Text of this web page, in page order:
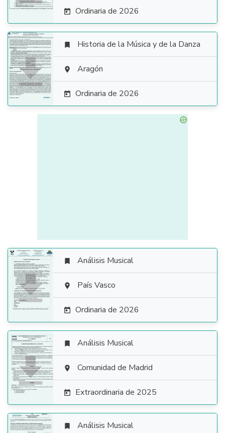
 Ordinaria de 2026

 Historia de la Música y de la Danza
 Aragón
 Ordinaria de 2026

 Análisis Musical
 País Vasco
 Ordinaria de 2026

 Análisis Musical
 Comunidad de Madrid
 Extraordinaria de 2025
 Análisis Musical